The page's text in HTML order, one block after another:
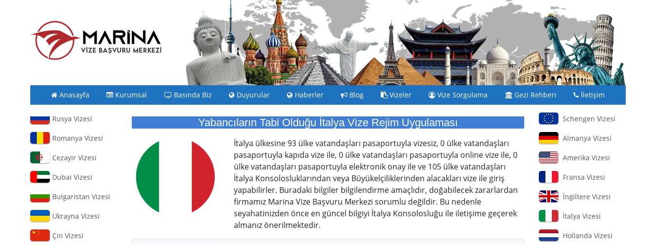
Anasayfa Kurumsal Basında Biz Duyurular Haberler Blog Vizeler Vize Sorgulama Gezi Rehberi İletişim
Rusya Vizesi
Romanya Vizesi
Cezayir Vizesi
Dubai Vizesi
Bulgaristan Vizesi
Ukrayna Vizesi
Çin Vizesi
Yabancıların Tabi Olduğu İtalya Vize Rejim Uygulaması
İtalya ülkesine 93 ülke vatandaşları pasaportuyla vizesiz, 0 ülke vatandaşları
pasaportuyla kapıda vize ile, 0 ülke vatandaşları pasaportuyla online vize ile, 0
ülke vatandaşları pasaportuyla elektronik onay ile ve 105 ülke vatandaşları
İtalya Konsolosluklarından veya Büyükelçiliklerinden alacakları vize ile giriş
yapabilirler. Buradaki bilgiler bilgilendirme amaçlıdır, doğabilecek zararlardan
firmamız Marina Vize Başvuru Merkezi sorumlu değildir. Bu nedenle
seyahatinizden önce en güncel bilgiyi İtalya Konsolosluğu ile iletişime geçerek
almanız önerilmektedir.
Schengen Vizesi
Almanya Vizesi
Amerika Vizesi
Fransa Vizesi
İngiltere Vizesi
İtalya Vizesi
Hollanda Vizesi